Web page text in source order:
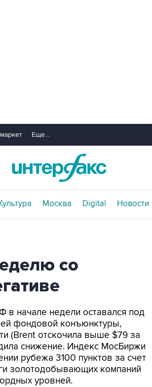
Еще...
Москва Digital Новости
со
в начале недели оставался под
фондовой конъюнктуры,
(Brent отскочила выше $79 за
снижение. Индекс МосБиржи
рубежа 3100 пунктов за счет
золотодобывающих компаний
уровней.